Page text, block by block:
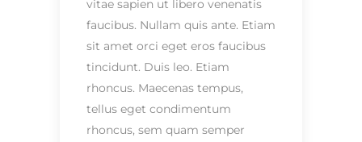
vitae sapien ut libero venenatis
faucibus. Nullam quis ante. Etiam
sit amet orci eget eros faucibus
tincidunt. Duis leo. Etiam
rhoncus. Maecenas tempus,
tellus eget condimentum
rhoncus, sem quam semper